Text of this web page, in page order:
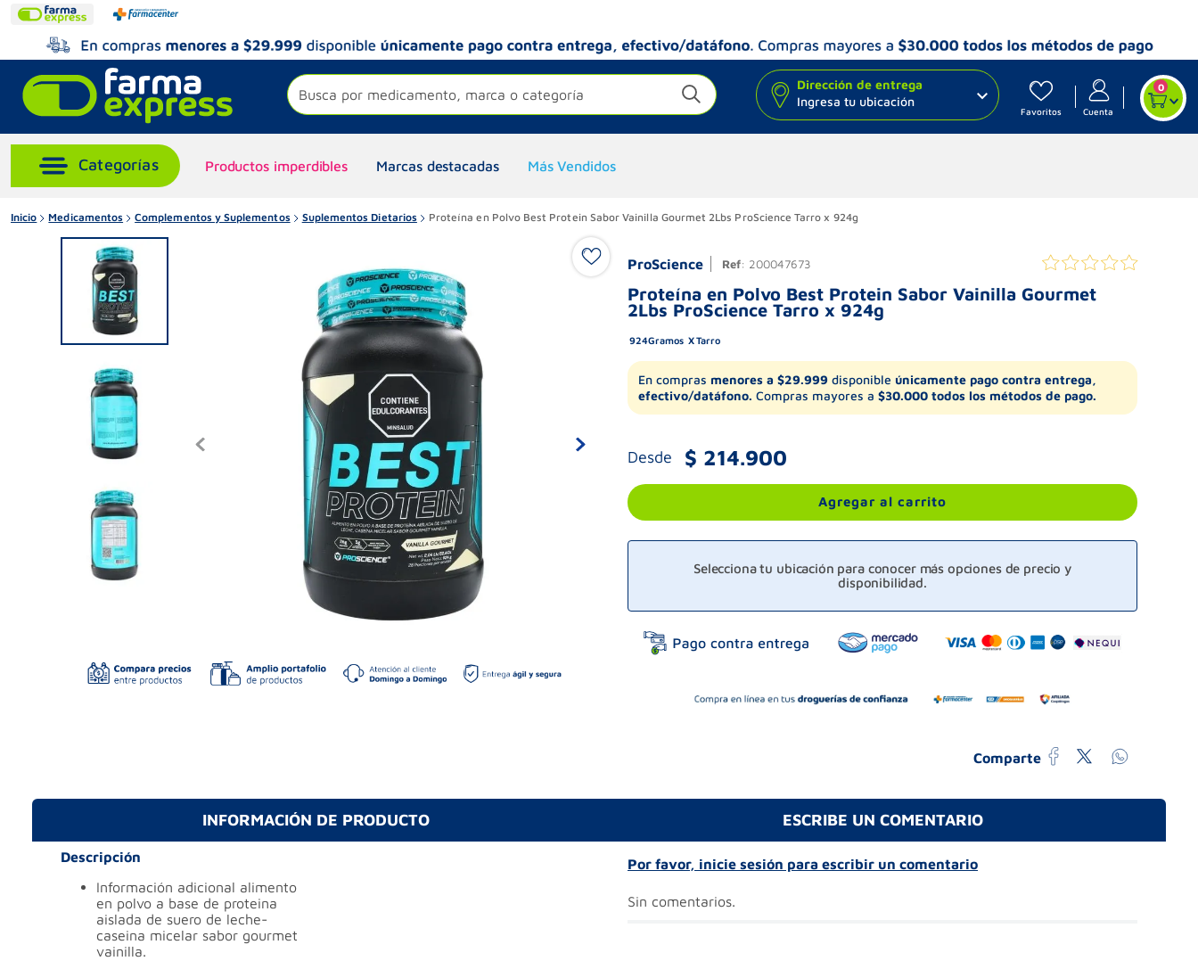
Busca por medicamento, marca o categoría
Dirección de entrega
Ingresa tu ubicación
Favoritos Cuenta
0
Productos imperdibles Marcas destacadas Más Vendidos
Inicio Medicamentos Complementos y Suplementos Suplementos Dietarios Proteína en Polvo Best Protein Sabor Vainilla Gourmet 2Lbs ProScience Tarro x 924g
ProScience Ref: 200047673
Proteína en Polvo Best Protein Sabor Vainilla Gourmet
2Lbs ProScience Tarro x 924g
924Gramos Tarro
En compras menores a $29.999 disponible únicamente pago contra entrega,
efectivo/datáfono. Compras mayores a $30.000 todos los métodos de pago.
Desde $ 214.900
Agregar al carrito
Selecciona tu ubicación para conocer más opciones de precio y
disponibilidad.
Comparte
INFORMACIÓN DE PRODUCTO
Descripción
información adicional alimento
en polvo a base de proteina
aislada de suero de leche-
caseina micelar sabor gourmet
vainilla.
ESCRIBE UN COMENTARIO
Por favor, inicie sesión para escribir un comentario
Sin comentarios.